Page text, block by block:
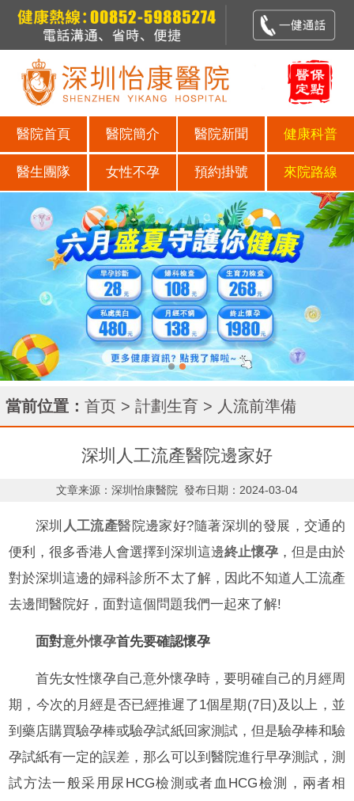
醫院首頁 醫院簡介 醫院新聞 健康科普
醫生團隊 女性不孕 預約掛號 來院路線
當前位置： 首页 > 計劃生育 > 人流前準備
深圳人工流產醫院邊家好
文章来源：深圳怡康醫院 發布日期：2024-03-04
深圳 人工流產醫院邊家好?隨著深圳的發展，交通的
便利，很多香港人會選擇到深圳這邊終止懷孕，但是由於
對於深圳這邊的婦科診所不太了解，因此不知道人工流產
去邊間醫院好，面對這個問題我們一起來了解!
面對意外懷孕首先要確認懷孕
首先女性懷孕自己意外懷孕時，要明確自己的月經周
期，今次的月經是否已經推遲了1個星期(7日)及以上，並
到藥店購買驗孕棒或驗孕試紙回家測試，但是驗孕棒和驗
孕試紙有一定的誤差，那么可以到醫院進行早孕測試，測
試方法一般采用尿HCG檢測或者血HCG檢測，兩者相